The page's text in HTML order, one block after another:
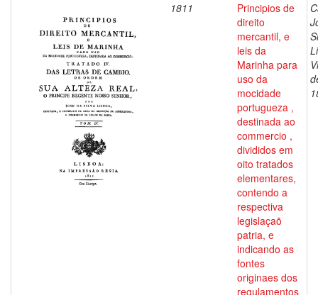
1811
Principios de
direito
mercantil, e
leis da
Marinha para
uso da
mocidade
portugueza ,
destinada ao
commercio ,
divididos em
oito tratados
elementares,
contendo a
respectiva
legislaçaõ
patria, e
indicando as
fontes
originaes dos
regulamentos